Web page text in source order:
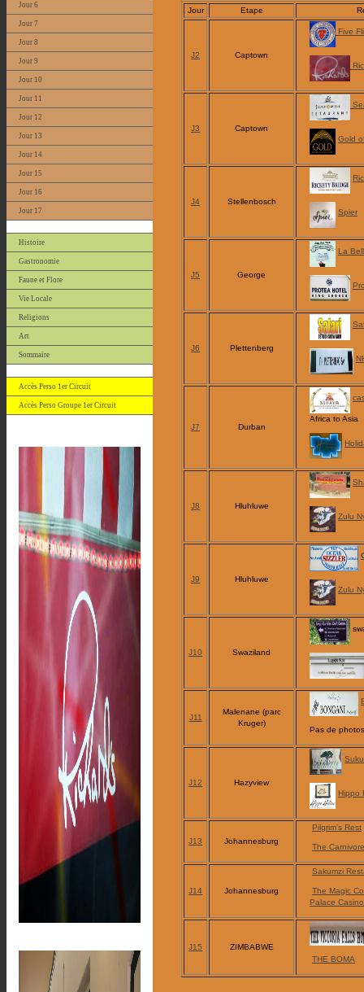
Jour 6
Jour 7
Jour 8
Jour 9
Jour 10
Jour 11
Jour 12
Jour 13
Jour 14
Jour 15
Jour 16
Jour 17
Histoire
Gastronomie
Faune et Flore
Vie Locale
Religions
Art
Sommaire
Accès Perso 1er Circuit
Accès Perso Groupe 1er Circuit
Jour Etape
J2 Captown
Five
J3 Captown
Gold
J4 Stellenbosch
Spier
J5 George
La
J6 Plettenberg
J7 Durban
Africa to Asia
J8 Hluhluwe
Zulu
J9 Hluhluwe
Zulu
J10 Swaziland
J11
Malenane (parc
Kruger)
Pas de
J12 Hazyview
Hippo
J13 Johannesburg
Pilgrim's Rest
The Carnivore
J14 Johannesburg
Sakumzi
The Magic
Palace Casino
J15
ZIMBABWE
THE BOMA